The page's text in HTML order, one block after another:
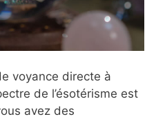
voyance directe à
de l’ésotérisme est
avez des